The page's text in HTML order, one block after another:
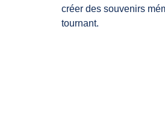
créer des souvenirs
tournant.